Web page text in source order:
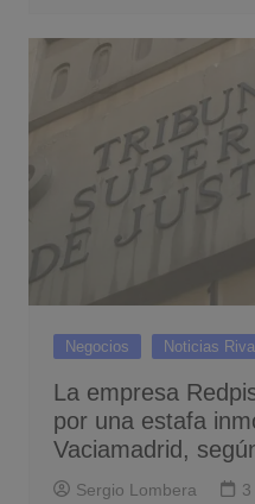
Negocios Noticias
La empresa
por una estafa
Vaciamadrid,
Sergio Lombera